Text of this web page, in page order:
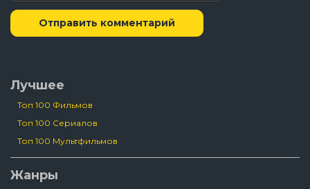
Отправить комментарий
Лучшее
Топ 100 Фильмов
Топ 100 Сериалов
Топ 100 Мультфильмов
Жанры